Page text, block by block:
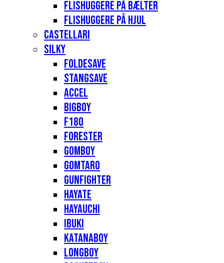
Flishuggere på bælter
Flishuggere på hjul
Castellari
Silky
Foldesave
Stangsave
Accel
Bigboy
F180
Forester
Gomboy
Gomtaro
Gunfighter
Hayate
Hayauchi
Ibuki
Katanaboy
Longboy